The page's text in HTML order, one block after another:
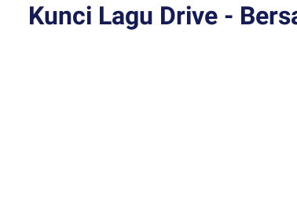
Kunci Lagu Drive -